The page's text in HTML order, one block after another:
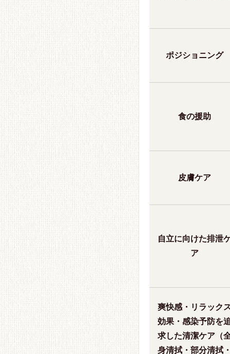
ポジショニング
食の援助
皮膚ケア
自立に向けた排泄
ア
爽快感・リラック
効果・感染予防を
求した清潔ケア（
身清拭・部分清拭